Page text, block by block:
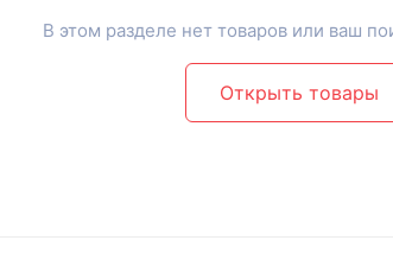
В этом разделе нет товаров или ваш
Открыть товары